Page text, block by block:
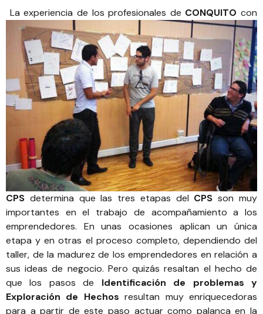
La experiencia de los profesionales de CONQUITO con
CPS determina que las tres etapas del CPS son muy
importantes en el trabajo de acompañamiento a los
emprendedores. En unas ocasiones aplican un única
etapa y en otras el proceso completo, dependiendo del
taller, de la madurez de los emprendedores en relación a
sus ideas de negocio. Pero quizás resaltan el hecho de
que los pasos de Identificación de problemas y
Exploración de Hechos resultan muy enriquecedoras
para a partir de este paso actuar como palanca en la